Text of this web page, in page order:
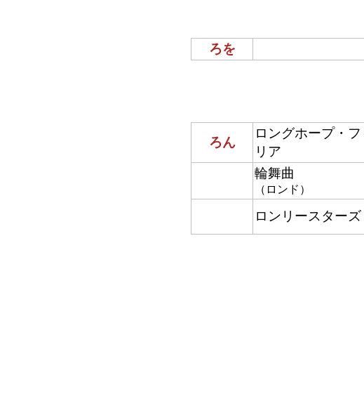
ろを
ろん
ロングホープ・フ
リア
輪舞曲
（ロンド）
ロンリースターズ